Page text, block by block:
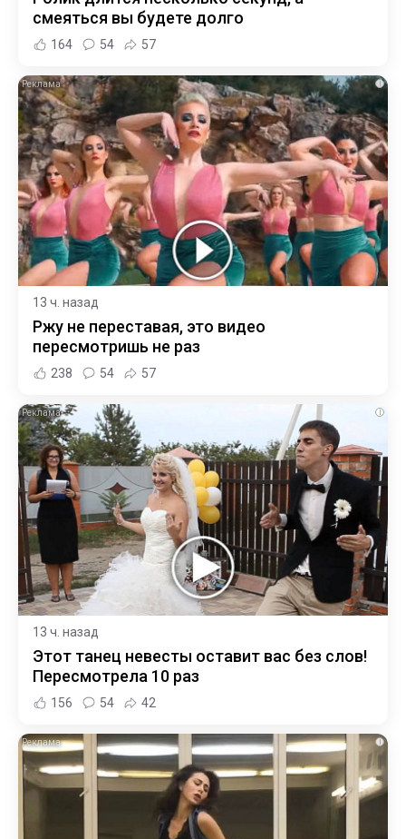
смеяться вы будете долго
164 54 57
i
13 ч. назад
Ржу не переставая, это видео
пересмотришь не раз
238 54 57
i
13 ч. назад
Этот танец невесты оставит вас без слов!
Пересмотрела 10 раз
156 54 42
i